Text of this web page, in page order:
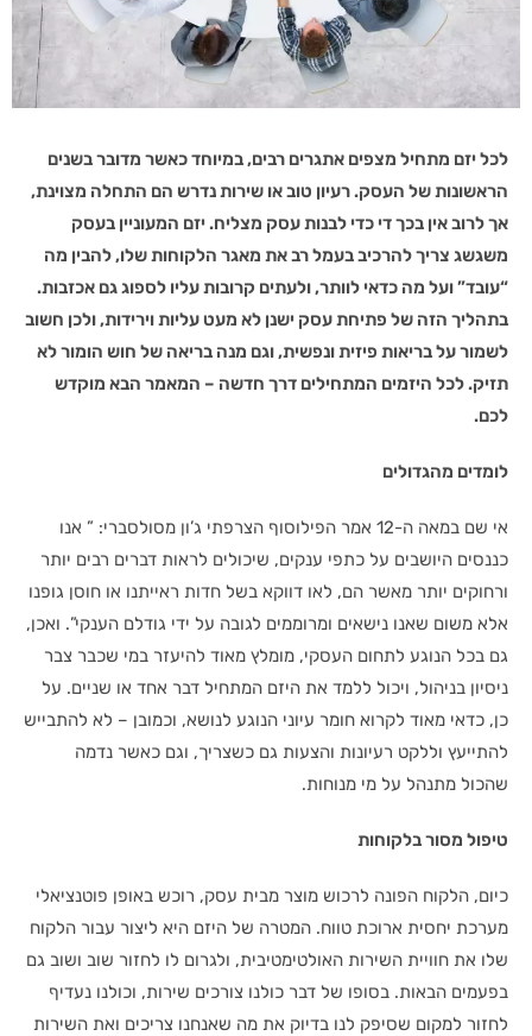
לכל יזם מתחיל מצפים אתגרים רבים, במיוחד כאשר מדובר בשנים
הראשונות של העסק. רעיון טוב או שירות נדרש הם התחלה מצוינת,
אך לרוב אין בכך די כדי לבנות עסק מצליח. יזם המעוניין בעסק
משגשג צריך להרכיב בעמל רב את מאגר הלקוחות שלו, להבין מה
“עובד” ועל מה כדאי לוותר, ולעתים קרובות עליו לספוג גם אכזבות.
בתהליך הזה של פתיחת עסק ישנן לא מעט עליות וירידות, ולכן חשוב
לשמור על בריאות פיזית ונפשית, וגם מנה בריאה של חוש הומור לא
תזיק. לכל היזמים המתחילים דרך חדשה – המאמר הבא מוקדש
לכם.
לומדים מהגדולים
אי שם במאה ה-12 אמר הפילוסוף הצרפתי ג’ון מסולסברי: ” אנו
כננסים היושבים על כתפי ענקים, שיכולים לראות דברים רבים יותר
ורחוקים יותר מאשר הם, לאו דווקא בשל חדות ראייתנו או חוסן גופנו
אלא משום שאנו נישאים ומרוממים לגובה על ידי גודלם הענקי”. ואכן,
גם בכל הנוגע לתחום העסקי, מומלץ מאוד להיעזר במי שכבר צבר
ניסיון בניהול, ויכול ללמד את היזם המתחיל דבר אחד או שניים. על
כן, כדאי מאוד לקרוא חומר עיוני הנוגע לנושא, וכמובן – לא להתבייש
להתייעץ וללקט רעיונות והצעות גם כשצריך, וגם כאשר נדמה
שהכול מתנהל על מי מנוחות.
טיפול מסור בלקוחות
כיום, הלקוח הפונה לרכוש מוצר מבית עסק, רוכש באופן פוטנציאלי
מערכת יחסית ארוכת טווח. המטרה של היזם היא ליצור עבור הלקוח
שלו את חוויית השירות האולטימטיבית, ולגרום לו לחזור שוב ושוב גם
בפעמים הבאות. בסופו של דבר כולנו צורכים שירות, וכולנו נעדיף
לחזור למקום שסיפק לנו בדיוק את מה שאנחנו צריכים ואת השירות